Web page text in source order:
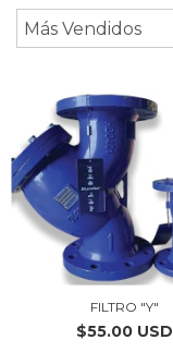
FILTRO "Y"
$55.00 USD